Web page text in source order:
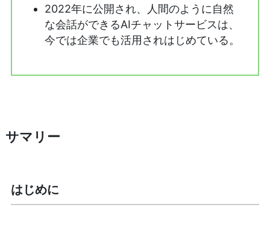
2022年に公開され、人間のように自然
な会話ができるAIチャットサービスは、
今では企業でも活用されはじめている。
サマリー
はじめに